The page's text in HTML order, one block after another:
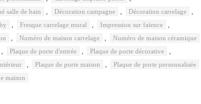
salle de bain Décoration campagne Décoration carrelage
Fresque carrelage mural Impression sur faïence
Numéro de maison carrelage Numéro de maison céramique
Plaque de porte d'entrée Plaque de porte décorative
Plaque de porte maison Plaque de porte personnalisée
maison